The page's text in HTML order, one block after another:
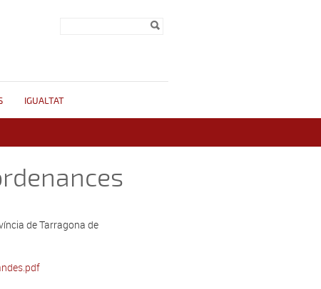
IGUALTAT
de Tarragona de